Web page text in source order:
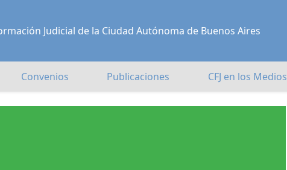
Judicial de la Ciudad Autónoma de Buenos Aires
Convenios Publicaciones CFJ en los Medios